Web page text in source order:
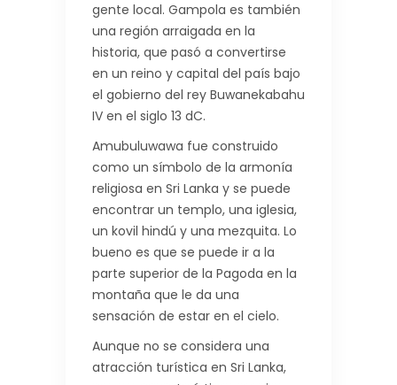
gente local. Gampola es también
una región arraigada en la
historia, que pasó a convertirse
en un reino y capital del país bajo
el gobierno del rey Buwanekabahu
IV en el siglo 13 dC.
Amubuluwawa fue construido
como un símbolo de la armonía
religiosa en Sri Lanka y se puede
encontrar un templo, una iglesia,
un kovil hindú y una mezquita. Lo
bueno es que se puede ir a la
parte superior de la Pagoda en la
montaña que le da una
sensación de estar en el cielo.
Aunque no se considera una
atracción turística en Sri Lanka,